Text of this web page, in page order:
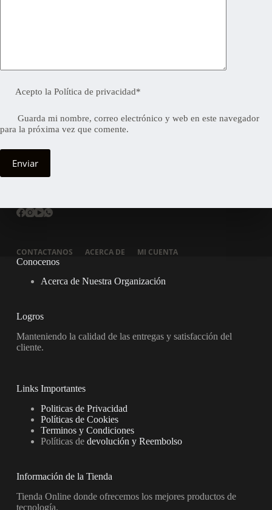
Acepto laPolítica de privacidad*
Guarda mi nombre, correo electrónico y web en este navegador
para la próxima vez que comente.
Enviar
CONTACTANOS ACERCA DE
MI CUENTA
Conocenos
Acerca de Nuestra Organización
Logros
Manteniendo la calidad de las entregas y satisfacción del
cliente.
Links Importantes
Politicas de Privacidad
Políticas de Cookies
Terminos y Condiciones
Políticas de devolución y Reembolso
Información de la Tienda
Tienda Online donde ofrecemos los mejores productos de
tecnología.